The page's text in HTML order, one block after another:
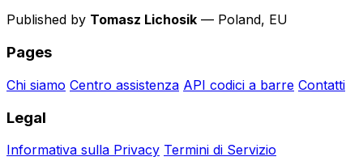
Published by Tomasz Lichosik — Poland, EU
Pages
Chi siamo Centro assistenza API codici a barre Contatti
Legal
Informativa sulla Privacy Termini di Servizio